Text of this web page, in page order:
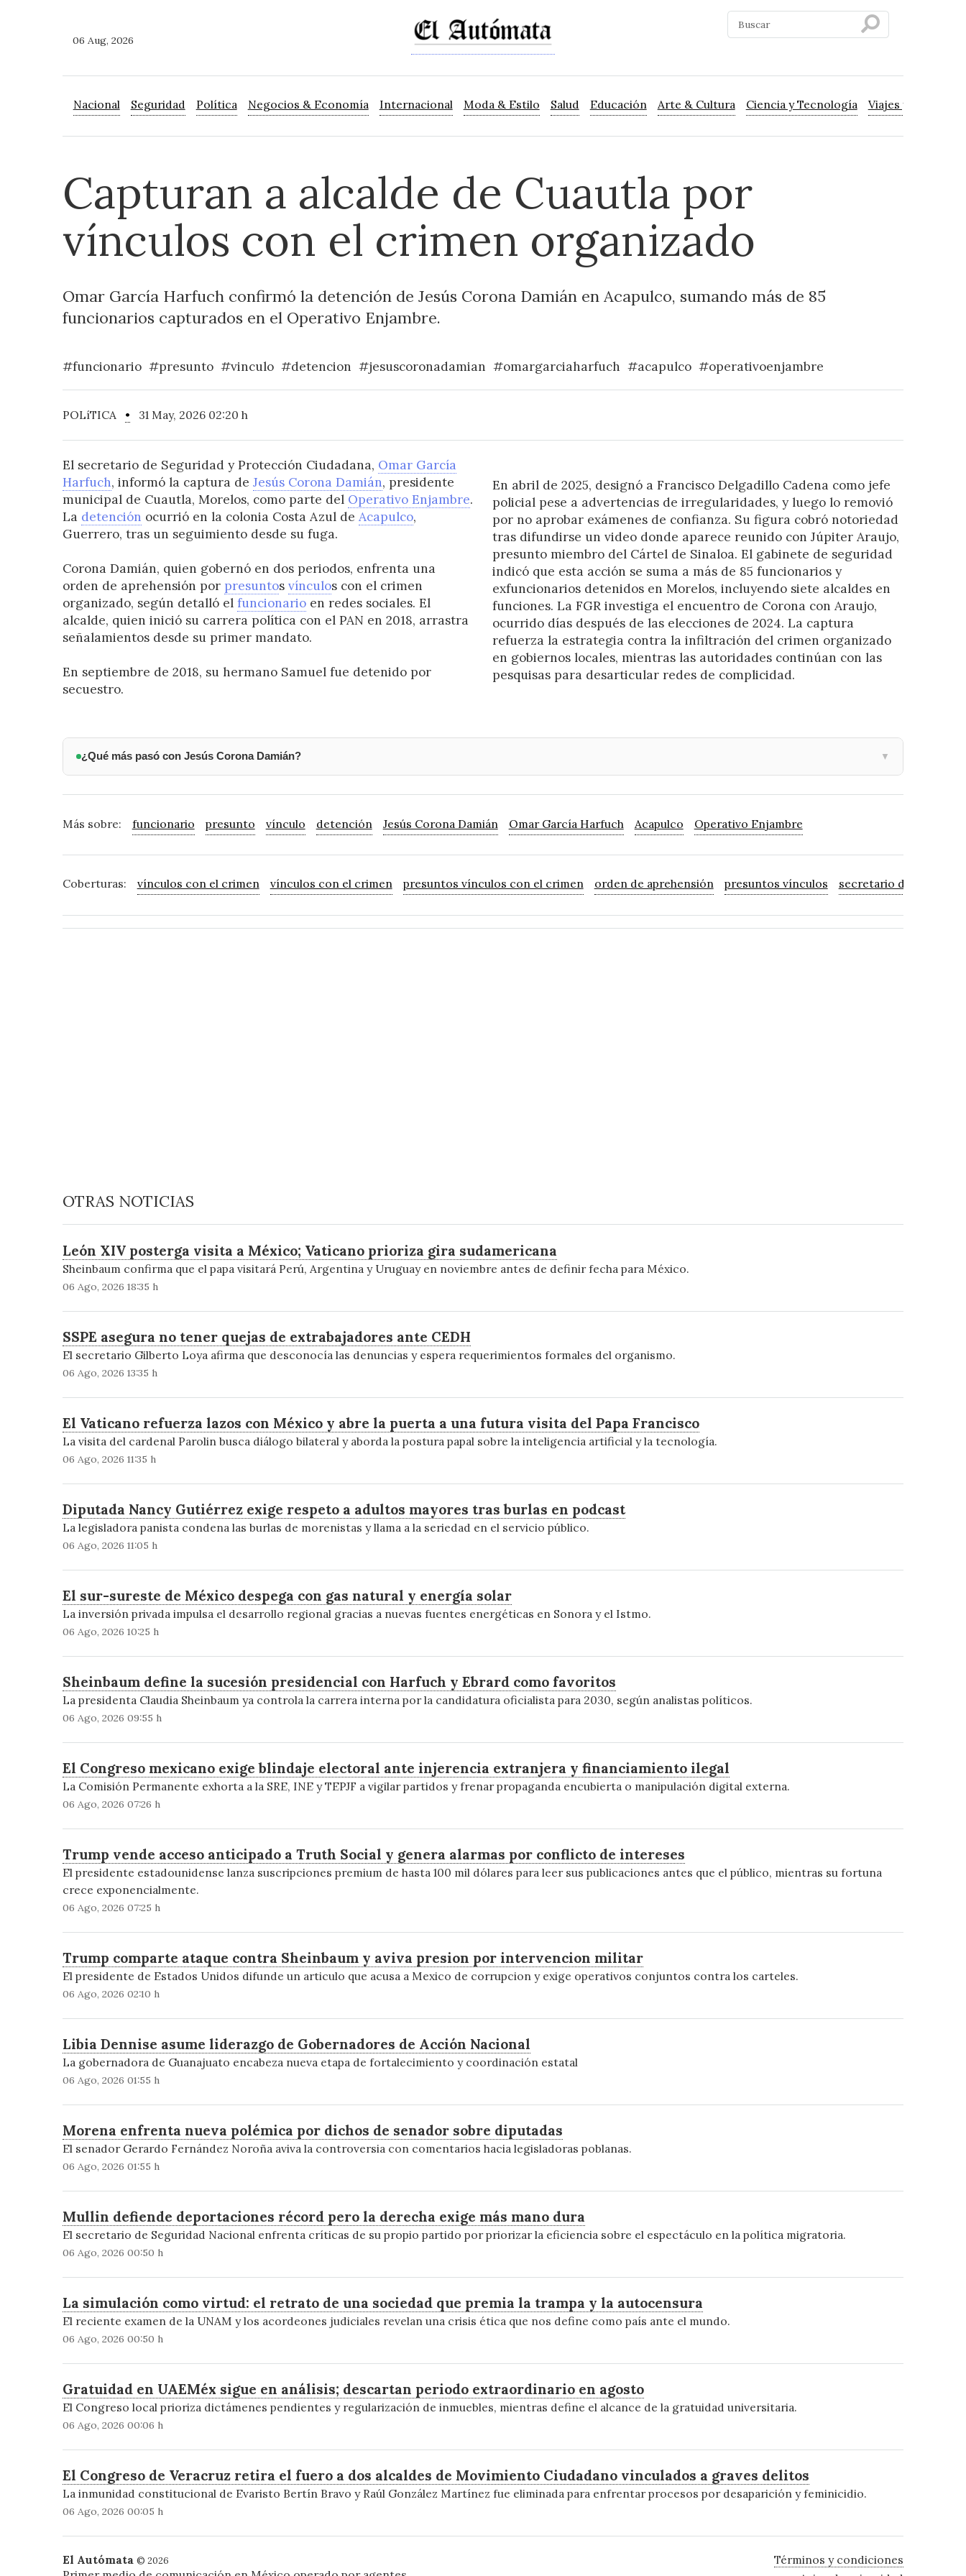
06 Aug, 2026
Nacional Seguridad Política Negocios & Economía Internacional Moda & Estilo Salud Educación Arte & Cultura Ciencia y Tecnología Viajes y Turismo
Capturan a alcalde de Cuautla por
vínculos con el crimen organizado
Omar García Harfuch confirmó la detención de Jesús Corona Damián en Acapulco, sumando más de 85
funcionarios capturados en el Operativo Enjambre.
#funcionario #presunto #vinculo #detencion #jesuscoronadamian #omargarciaharfuch #acapulco #operativoenjambre
POLíTICA • 31 May, 2026 02:20 h
El secretario de Seguridad y Protección Ciudadana, Omar García
Harfuch, informó la captura de Jesús Corona Damián, presidente
municipal de Cuautla, Morelos, como parte del Operativo Enjambre.
La detención ocurrió en la colonia Costa Azul de Acapulco,
Guerrero, tras un seguimiento desde su fuga.
Corona Damián, quien gobernó en dos periodos, enfrenta una
orden de aprehensión por presuntos vínculos con el crimen
organizado, según detalló el funcionarioen redes sociales. El
alcalde, quien inició su carrera política con el PAN en 2018, arrastra
señalamientos desde su primer mandato.
En septiembre de 2018, su hermano Samuel fue detenido por
secuestro.
En abril de 2025, designó a Francisco Delgadillo Cadena como jefe
policial pese a advertencias de irregularidades, y luego lo removió
por no aprobar exámenes de confianza. Su figura cobró notoriedad
tras difundirse un video donde aparece reunido con Júpiter Araujo,
presunto miembro del Cártel de Sinaloa. El gabinete de seguridad
indicó que esta acción se suma a más de 85 funcionarios y
exfuncionarios detenidos en Morelos, incluyendo siete alcaldes en
funciones. La FGR investiga el encuentro de Corona con Araujo,
ocurrido días después de las elecciones de 2024. La captura
refuerza la estrategia contra la infiltración del crimen organizado
en gobiernos locales, mientras las autoridades continúan con las
pesquisas para desarticular redes de complicidad.
¿Qué más pasó con Jesús Corona Damián? ▼
Más sobre: funcionario presunto vínculo detención Jesús Corona Damián Omar García Harfuch Acapulco Operativo Enjambre
Coberturas: vínculos con el crimen vínculos con el crimen presuntos vínculos con el crimen orden de aprehensión presuntos vínculos secretario de
OTRAS NOTICIAS
León XIV posterga visita a México; Vaticano prioriza gira sudamericana
Sheinbaum confirma que el papa visitará Perú, Argentina y Uruguay en noviembre antes de definir fecha para México.
06 Ago, 2026 18:35 h
SSPE asegura no tener quejas de extrabajadores ante CEDH
El secretario Gilberto Loya afirma que desconocía las denuncias y espera requerimientos formales del organismo.
06 Ago, 2026 13:35 h
El Vaticano refuerza lazos con México y abre la puerta a una futura visita del Papa Francisco
La visita del cardenal Parolin busca diálogo bilateral y aborda la postura papal sobre la inteligencia artificial y la tecnología.
06 Ago, 2026 11:35 h
Diputada Nancy Gutiérrez exige respeto a adultos mayores tras burlas en podcast
La legisladora panista condena las burlas de morenistas y llama a la seriedad en el servicio público.
06 Ago, 2026 11:05 h
El sur-sureste de México despega con gas natural y energía solar
La inversión privada impulsa el desarrollo regional gracias a nuevas fuentes energéticas en Sonora y el Istmo.
06 Ago, 2026 10:25 h
Sheinbaum define la sucesión presidencial con Harfuch y Ebrard como favoritos
La presidenta Claudia Sheinbaum ya controla la carrera interna por la candidatura oficialista para 2030, según analistas políticos.
06 Ago, 2026 09:55 h
El Congreso mexicano exige blindaje electoral ante injerencia extranjera y financiamiento ilegal
La Comisión Permanente exhorta a la SRE, INE y TEPJF a vigilar partidos y frenar propaganda encubierta o manipulación digital externa.
06 Ago, 2026 07:26 h
Trump vende acceso anticipado a Truth Social y genera alarmas por conflicto de intereses
El presidente estadounidense lanza suscripciones premium de hasta 100 mil dólares para leer sus publicaciones antes que el público, mientras su fortuna
crece exponencialmente.
06 Ago, 2026 07:25 h
Trump comparte ataque contra Sheinbaum y aviva presion por intervencion militar
El presidente de Estados Unidos difunde un articulo que acusa a Mexico de corrupcion y exige operativos conjuntos contra los carteles.
06 Ago, 2026 02:10 h
Libia Dennise asume liderazgo de Gobernadores de Acción Nacional
La gobernadora de Guanajuato encabeza nueva etapa de fortalecimiento y coordinación estatal
06 Ago, 2026 01:55 h
Morena enfrenta nueva polémica por dichos de senador sobre diputadas
El senador Gerardo Fernández Noroña aviva la controversia con comentarios hacia legisladoras poblanas.
06 Ago, 2026 01:55 h
Mullin defiende deportaciones récord pero la derecha exige más mano dura
El secretario de Seguridad Nacional enfrenta críticas de su propio partido por priorizar la eficiencia sobre el espectáculo en la política migratoria.
06 Ago, 2026 00:50 h
La simulación como virtud: el retrato de una sociedad que premia la trampa y la autocensura
El reciente examen de la UNAM y los acordeones judiciales revelan una crisis ética que nos define como país ante el mundo.
06 Ago, 2026 00:50 h
Gratuidad en UAEMéx sigue en análisis; descartan periodo extraordinario en agosto
El Congreso local prioriza dictámenes pendientes y regularización de inmuebles, mientras define el alcance de la gratuidad universitaria.
06 Ago, 2026 00:06 h
El Congreso de Veracruz retira el fuero a dos alcaldes de Movimiento Ciudadano vinculados a graves delitos
La inmunidad constitucional de Evaristo Bertín Bravo y Raúl González Martínez fue eliminada para enfrentar procesos por desaparición y feminicidio.
06 Ago, 2026 00:05 h
El Autómata © 2026
Términos y condiciones